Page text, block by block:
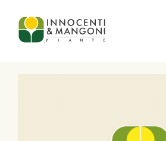
Skip to main content